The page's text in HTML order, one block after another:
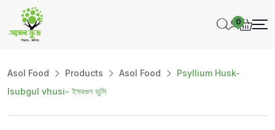
0
Asol Food Products Asol Food
Psyllium Husk-
Isubgul vhusi- ইসবগুল ভুসি